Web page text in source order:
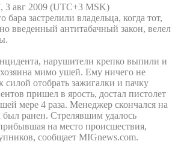
3 авг 2009 (UTC+3 MSK)
бара застрелили владельца, когда тот,
введенный антитабачный закон, велел
нарушители крепко выпили и
мимо ушей. Ему ничего не
силой отобрать зажигалки и пачку
пришел в ярость, достал пистолет
мере 4 раза. Менеджер скончался на
ранен. Стрелявшим удалось
на место происшествия,
сообщает MIGnews.com.